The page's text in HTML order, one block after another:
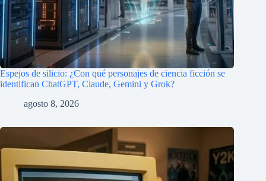
Espejos de silicio: ¿Con qué personajes de ciencia ficción se
identifican ChatGPT, Claude, Gemini y Grok?
agosto 8, 2026